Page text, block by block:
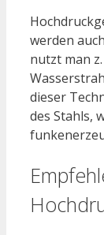
werden
nutzt man
dieser
des Stahls,